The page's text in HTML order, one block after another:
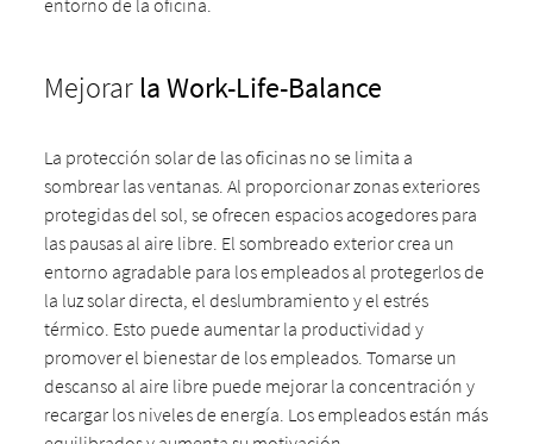
entorno de la oficina.
Mejorar la Work-Life-Balance
La protección solar de las oficinas no se limita a
sombrear las ventanas. Al proporcionar zonas exteriores
protegidas del sol, se ofrecen espacios acogedores para
las pausas al aire libre. El sombreado exterior crea un
entorno agradable para los empleados al protegerlos de
la luz solar directa, el deslumbramiento y el estrés
térmico. Esto puede aumentar la productividad y
promover el bienestar de los empleados. Tomarse un
descanso al aire libre puede mejorar la concentración y
recargar los niveles de energía. Los empleados están más